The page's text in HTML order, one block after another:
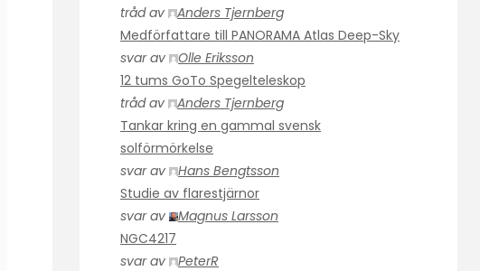
tråd av
Anders Tjernberg
Medförfattare till PANORAMA Atlas Deep-Sky
svar av
Olle Eriksson
12 tums GoTo Spegelteleskop
tråd av
Anders Tjernberg
Tankar kring en gammal svensk
solförmörkelse
svar av
Hans Bengtsson
Studie av flarestjärnor
svar av
Magnus Larsson
NGC4217
svar av
PeterR